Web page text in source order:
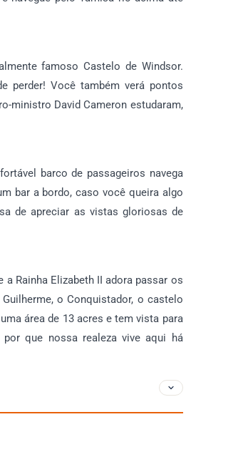
famoso Castelo de Windsor.
perder! Você também verá pontos
ministro David Cameron estudaram,
barco de passageiros navega
bar a bordo, caso você queira algo
de apreciar as vistas gloriosas de
Rainha Elizabeth II adora passar os
o Conquistador, o castelo
área de 13 acres e tem vista para
que nossa realeza vive aqui há